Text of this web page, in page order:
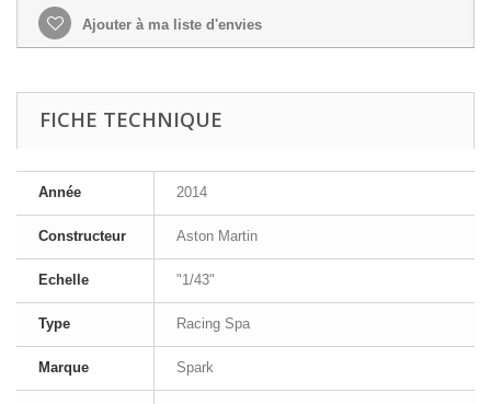
Ajouter à ma liste d'envies
FICHE TECHNIQUE
Année 2014
Constructeur Aston Martin
Echelle "1/43"
Type Racing Spa
Marque Spark